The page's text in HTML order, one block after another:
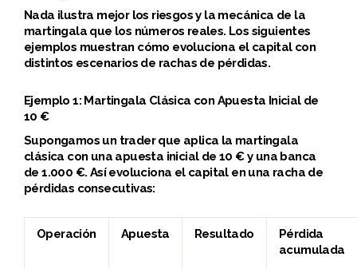
Nada ilustra mejor los riesgos y la mecánica de la
martingala que los números reales. Los siguientes
ejemplos muestran cómo evoluciona el capital con
distintos escenarios de rachas de pérdidas.
Ejemplo 1: Martingala Clásica con Apuesta Inicial de
10 €
Supongamos un trader que aplica la martingala
clásica con una apuesta inicial de 10 € y una banca
de 1.000 €. Así evoluciona el capital en una racha de
pérdidas consecutivas:
Operación Apuesta Resultado
Pérdida
acumulada